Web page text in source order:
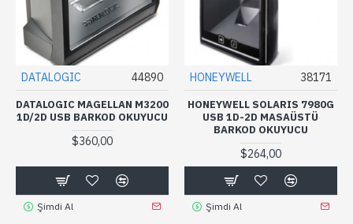
DATALOGIC 44890
DATALOGIC MAGELLAN M3200
1D/2D USB BARKOD OKUYUCU
$360,00
Şimdi Al
HONEYWELL 38171
HONEYWELL SOLARIS 7980G
USB 1D-2D MASAÜSTÜ
BARKOD OKUYUCU
$264,00
Şimdi Al